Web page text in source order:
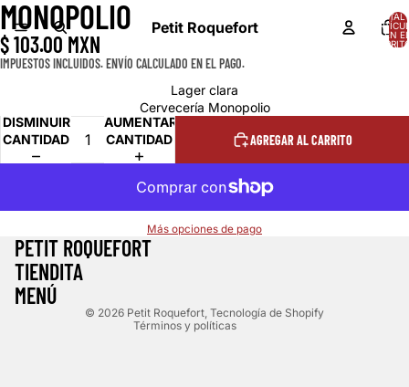
Petit Roquefort
TOTAL
EN
ABRIR
IMAGEN
A
PANTALLA
MONOPOLIO
$ 103.00 MXN
IMPUESTOS INCLUIDOS. ENVÍO CALCULADO EN EL PAGO.
Lager clara
Cervecería Monopolio
DISMINUIR
CANTIDAD
AUMENTAR
CANTIDAD
AGREGAR AL CARRITO
Más opciones de pago
PETIT ROQUEFORT
TIENDITA
MENÚ
© 2026 Petit Roquefort Tecnología de Shopify
Términos y políticas
Política de reembolso
Política de privacidad
Términos del servicio